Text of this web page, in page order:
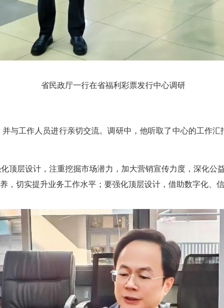
省民政厅一行在省福利彩票发行中心调研
工作人员进行亲切交流。调研中，他听取了中心的工作汇
层设计，注重挖掘市场潜力，加大营销宣传力度，深化公
，切实提升业务工作水平；要强化顶层设计，借助数字化、